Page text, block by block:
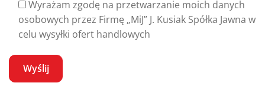
Wyrażam zgodę na przetwarzanie moich danych
osobowych przez Firmę „MiJ” J. Kusiak Spółka Jawna w
celu wysyłki ofert handlowych